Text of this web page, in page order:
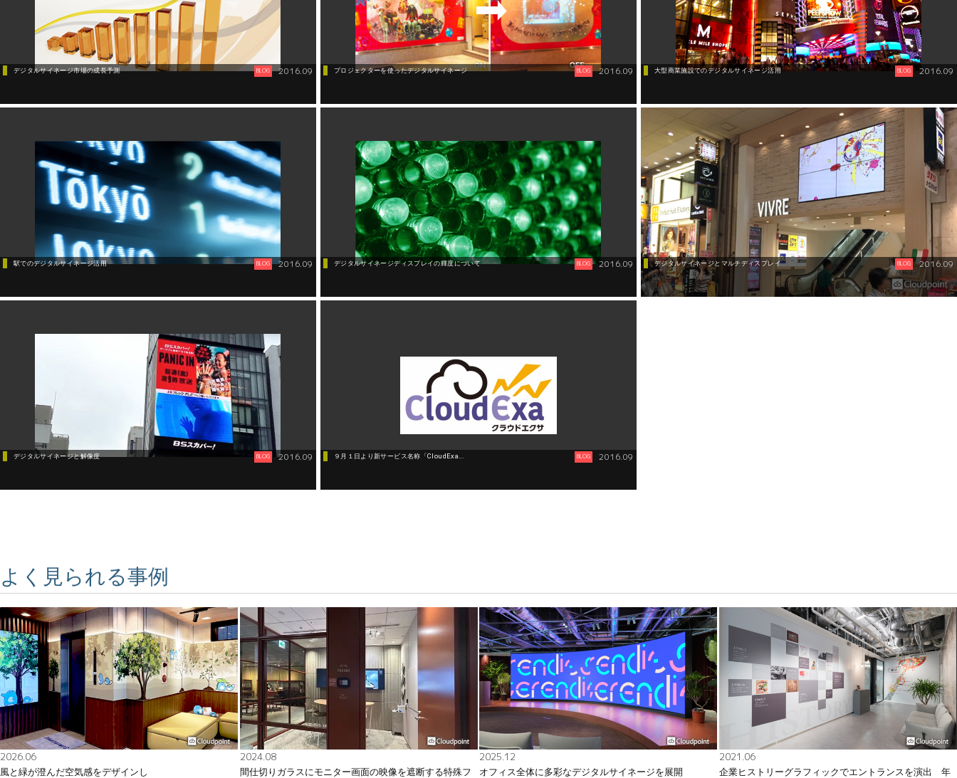
BLOG 2016.09
デジタルサイネージ市場の成長予測 BLOG 2016.09
プロジェクターを使ったデジタルサイネージ BLOG 2016.09
大型商業施設でのデジタルサイネージ活用
BLOG 2016.09
駅でのデジタルサイネージ活用
デジタルサイネージ
BLOG 2016.09
デジタルサイネージディスプレイの輝度について BLOG 2016.09
デジタルサイネージとマルチディスプレイ
BLOG 2016.09
デジタルサイネージと解像度 BLOG 2016.09
９月１日より新サービス名称「CloudExa...
よく見られる事例
2026.06
風と緑が澄んだ空気感をデザインし
2024.08
間仕切りガラスにモニター画面の映像を遮断する特殊フ
2025.12
オフィス全体に多彩なデジタルサイネージを展開
2021.06
企業ヒストリーグラフィックでエントランスを演出 年